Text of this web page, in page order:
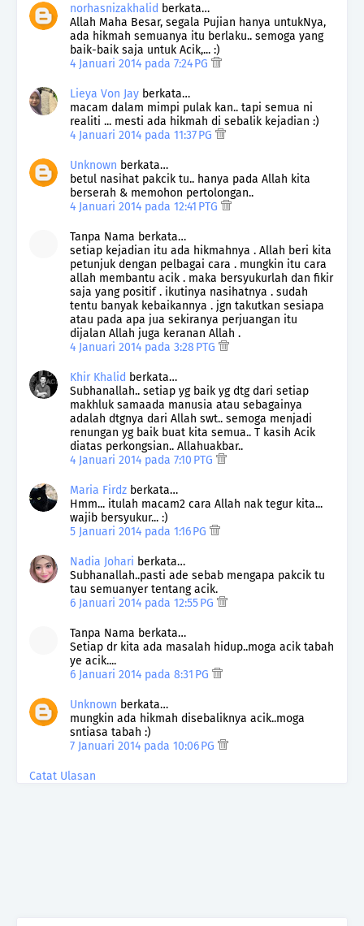
norhasnizakhalid berkata…
Allah Maha Besar, segala Pujian hanya untukNya,
ada hikmah semuanya itu berlaku.. semoga yang
baik-baik saja untuk Acik,... :)
4 Januari 2014 pada 7:24 PG
Lieya Von Jay berkata…
macam dalam mimpi pulak kan.. tapi semua ni
realiti ... mesti ada hikmah di sebalik kejadian :)
4 Januari 2014 pada 11:37 PG
Unknown berkata…
betul nasihat pakcik tu.. hanya pada Allah kita
berserah & memohon pertolongan..
4 Januari 2014 pada 12:41 PTG
Tanpa Nama berkata…
setiap kejadian itu ada hikmahnya . Allah beri kita
petunjuk dengan pelbagai cara . mungkin itu cara
allah membantu acik . maka bersyukurlah dan fikir
saja yang positif . ikutinya nasihatnya . sudah
tentu banyak kebaikannya . jgn takutkan sesiapa
atau pada apa jua sekiranya perjuangan itu
dijalan Allah juga keranan Allah .
4 Januari 2014 pada 3:28 PTG
Khir Khalid berkata…
Subhanallah.. setiap yg baik yg dtg dari setiap
makhluk samaada manusia atau sebagainya
adalah dtgnya dari Allah swt.. semoga menjadi
renungan yg baik buat kita semua.. T kasih Acik
diatas perkongsian.. Allahuakbar..
4 Januari 2014 pada 7:10 PTG
Maria Firdz berkata…
Hmm... itulah macam2 cara Allah nak tegur kita...
wajib bersyukur... :)
5 Januari 2014 pada 1:16 PG
Nadia Johari berkata…
Subhanallah..pasti ade sebab mengapa pakcik tu
tau semuanyer tentang acik.
6 Januari 2014 pada 12:55 PG
Tanpa Nama berkata…
Setiap dr kita ada masalah hidup..moga acik tabah
ye acik....
6 Januari 2014 pada 8:31 PG
Unknown berkata…
mungkin ada hikmah disebaliknya acik..moga
sntiasa tabah :)
7 Januari 2014 pada 10:06 PG
Catat Ulasan